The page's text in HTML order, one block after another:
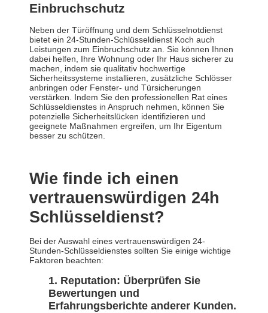
Einbruchschutz
Neben der Türöffnung und dem Schlüsselnotdienst
bietet ein 24-Stunden-Schlüsseldienst Koch auch
Leistungen zum Einbruchschutz an. Sie können Ihnen
dabei helfen, Ihre Wohnung oder Ihr Haus sicherer zu
machen, indem sie qualitativ hochwertige
Sicherheitssysteme installieren, zusätzliche Schlösser
anbringen oder Fenster- und Türsicherungen
verstärken. Indem Sie den professionellen Rat eines
Schlüsseldienstes in Anspruch nehmen, können Sie
potenzielle Sicherheitslücken identifizieren und
geeignete Maßnahmen ergreifen, um Ihr Eigentum
besser zu schützen.
Wie finde ich einen
vertrauenswürdigen 24h
Schlüsseldienst?
Bei der Auswahl eines vertrauenswürdigen 24-
Stunden-Schlüsseldienstes sollten Sie einige wichtige
Faktoren beachten:
Reputation: Überprüfen Sie
Bewertungen und
Erfahrungsberichte anderer Kunden.